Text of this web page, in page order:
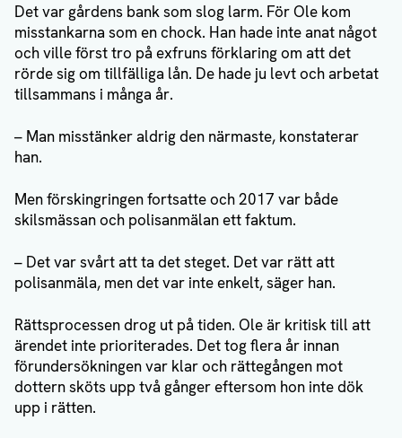
Det var gårdens bank som slog larm. För Ole kom
misstankarna som en chock. Han hade inte anat något
och ville först tro på exfruns förklaring om att det
rörde sig om tillfälliga lån. De hade ju levt och arbetat
tillsammans i många år.
– Man misstänker aldrig den närmaste, konstaterar
han.
Men förskingringen fortsatte och 2017 var både
skilsmässan och polisanmälan ett faktum.
– Det var svårt att ta det steget. Det var rätt att
polisanmäla, men det var inte enkelt, säger han.
Rättsprocessen drog ut på tiden. Ole är kritisk till att
ärendet inte prioriterades. Det tog flera år innan
förundersökningen var klar och rättegången mot
dottern sköts upp två gånger eftersom hon inte dök
upp i rätten.